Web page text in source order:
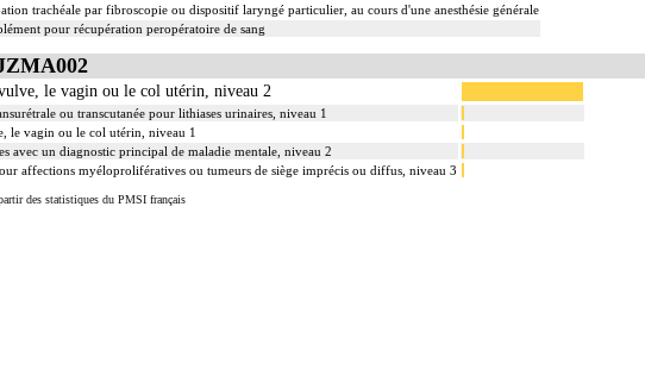
trachéale par fibroscopie ou dispositif laryngé particulier, au cours d'une anesthésie générale
pour récupération peropératoire de sang
le vagin ou le col utérin, niveau 2
ou transcutanée pour lithiases urinaires, niveau 1
le vagin ou le col utérin, niveau 1
avec un diagnostic principal de maladie mentale, niveau 2
affections myéloprolifératives ou tumeurs de siège imprécis ou diffus, niveau 3
des statistiques du PMSI français